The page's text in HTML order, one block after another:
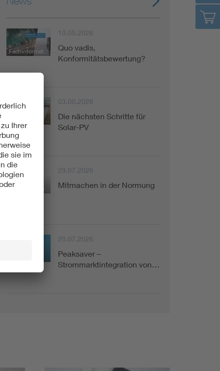
Fachinformation
10.08.2026
Quo vadis,
Konformitätsbewertung?
Fachinformation
03.08.2026
Die nächsten Schritte für
Solar-PV
29.07.2026
Mitmachen in der Normung
28.07.2026
Peaksaver –
Strommarktintegration von…